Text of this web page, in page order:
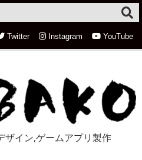
ザイン,ゲームアプリ製作
Twitter Instagram YouTube